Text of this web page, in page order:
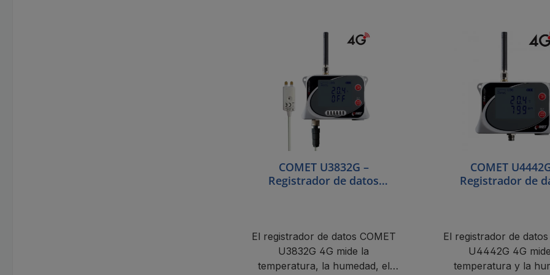
COMET U3832G –
Registrador de datos
internas y detección de
inundaciones
El registrador de datos COMET
U3832G 4G mide la
temperatura, la humedad, el
COMET
Registrador de
medición integrada
presión
El registrador de datos
U4442G 4G
temperatura y la